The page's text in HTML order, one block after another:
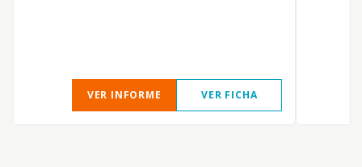
VER INFORME VER FICHA